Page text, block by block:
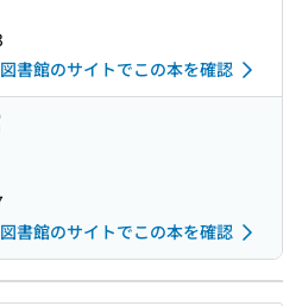
書館のサイトでこの本を確認
書館のサイトでこの本を確認